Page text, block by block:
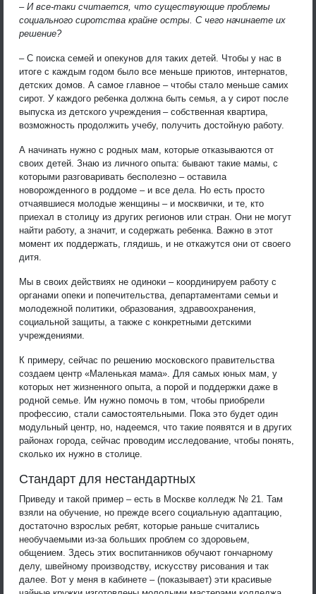
– И все-таки считается, что существующие проблемы
социального сиротства крайне остры. С чего начинаете их
решение?
– С поиска семей и опекунов для таких детей. Чтобы у нас в
итоге с каждым годом было все меньше приютов, интернатов,
детских домов. А самое главное – чтобы стало меньше самих
сирот. У каждого ребенка должна быть семья, а у сирот после
выпуска из детского учреждения – собственная квартира,
возможность продолжить учебу, получить достойную работу.
А начинать нужно с родных мам, которые отказываются от
своих детей. Знаю из личного опыта: бывают такие мамы, с
которыми разговаривать бесполезно – оставила
новорожденного в роддоме – и все дела. Но есть просто
отчаявшиеся молодые женщины – и москвички, и те, кто
приехал в столицу из других регионов или стран. Они не могут
найти работу, а значит, и содержать ребенка. Важно в этот
момент их поддержать, глядишь, и не откажутся они от своего
дитя.
Мы в своих действиях не одиноки – координируем работу с
органами опеки и попечительства, департаментами семьи и
молодежной политики, образования, здравоохранения,
социальной защиты, а также с конкретными детскими
учреждениями.
К примеру, сейчас по решению московского правительства
создаем центр «Маленькая мама». Для самых юных мам, у
которых нет жизненного опыта, а порой и поддержки даже в
родной семье. Им нужно помочь в том, чтобы приобрели
профессию, стали самостоятельными. Пока это будет один
модульный центр, но, надеемся, что такие появятся и в других
районах города, сейчас проводим исследование, чтобы понять,
сколько их нужно в столице.
Стандарт для нестандартных
Приведу и такой пример – есть в Москве колледж № 21. Там
взяли на обучение, но прежде всего социальную адаптацию,
достаточно взрослых ребят, которые раньше считались
необучаемыми из-за больших проблем со здоровьем,
общением. Здесь этих воспитанников обучают гончарному
делу, швейному производству, искусству рисования и так
далее. Вот у меня в кабинете – (показывает) эти красивые